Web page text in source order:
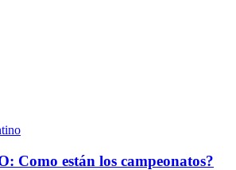
Como están los campeonatos?